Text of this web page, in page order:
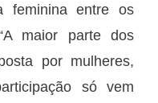
feminina entre os
maior parte dos
por mulheres,
só vem